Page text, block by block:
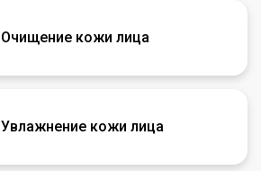
Очищение кожи лица
Увлажнение кожи лица